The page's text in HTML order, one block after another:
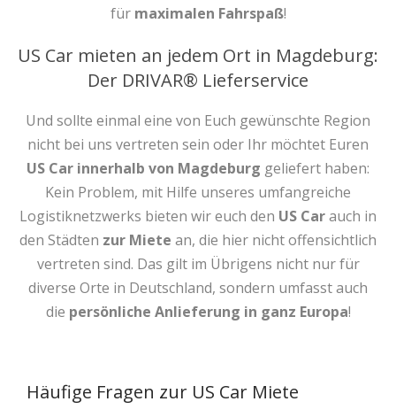
für maximalen Fahrspaß!
US Car mieten an jedem Ort in Magdeburg:
Der DRIVAR® Lieferservice
Und sollte einmal eine von Euch gewünschte Region
nicht bei uns vertreten sein oder Ihr möchtet Euren
US Car innerhalb von Magdeburg geliefert haben:
Kein Problem, mit Hilfe unseres umfangreiche
Logistiknetzwerks bieten wir euch den US Carauch in
den Städten zur Miete an, die hier nicht offensichtlich
vertreten sind. Das gilt im Übrigens nicht nur für
diverse Orte in Deutschland, sondern umfasst auch
die persönliche Anlieferung in ganz Europa!
Häufige Fragen zur US Car Miete